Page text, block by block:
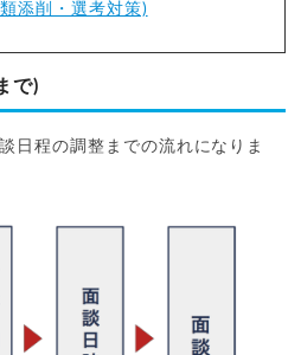
添削・選考対策)
で)
日程の調整までの流れになりま